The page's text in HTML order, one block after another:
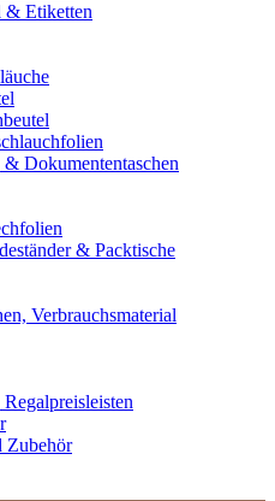
& Etiketten
Dokumententaschen
& Packtische
Verbrauchsmaterial
Zubehör